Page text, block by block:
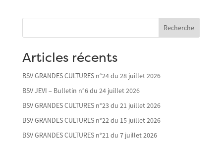
Recherche
Articles récents
BSV GRANDES CULTURES n°24 du 28 juillet 2026
BSV JEVI – Bulletin n°6 du 24 juillet 2026
BSV GRANDES CULTURES n°23 du 21 juillet 2026
BSV GRANDES CULTURES n°22 du 15 juillet 2026
BSV GRANDES CULTURES n°21 du 7 juillet 2026